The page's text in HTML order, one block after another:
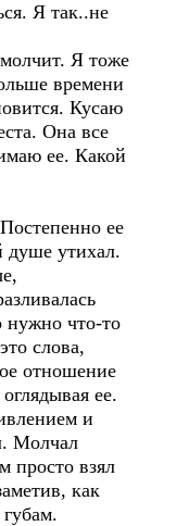
Я так..не
Я тоже
времени
Кусаю
Она все
ее. Какой
ее
душе утихал.
нужно что-то
слова,
отношение
ее.
и
Молчал
просто взял
как